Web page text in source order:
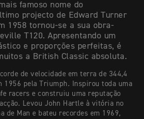
famoso nome do
projecto de Edward Turner
1958 tornou-se a sua obra-
T120. Apresentando um
e proporções perfeitas, é
a British Classic absoluta.
de velocidade em terra de 344,4
1956 pela Triumph. Inspirou toda uma
racers e construiu uma reputação
Levou John Hartle à vitória no
de Man e bateu recordes em 1969,